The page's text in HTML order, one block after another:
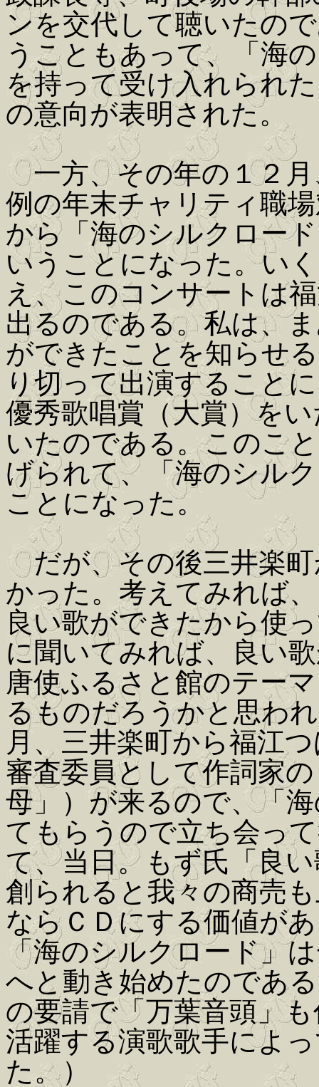
ンを交代して聴いたの
うこともあって、「海
を持って受け入れられ
の意向が表明された。
一方、その年の１２月
例の年末チャリティ職
から「海のシルクロー
いうことになった。い
え、このコンサートは
出るのである。私は、
ができたことを知らせ
り切って出演すること
優秀歌唱賞（大賞）を
いたのである。このこ
げられて、「海のシル
ことになった。
だが、その後三井楽町
かった。考えてみれば
良い歌ができたから使
に聞いてみれば、良い
唐使ふるさと館のテー
るものだろうかと思わ
月、三井楽町から福江
審査委員として作詞家
母」）が来るので、「
てもらうので立ち会っ
て、当日。もず氏「良
創られると我々の商売
ならＣＤにする価値が
「海のシルクロード」
へと動き始めたのであ
の要請で「万葉音頭」
活躍する演歌歌手によ
た。）